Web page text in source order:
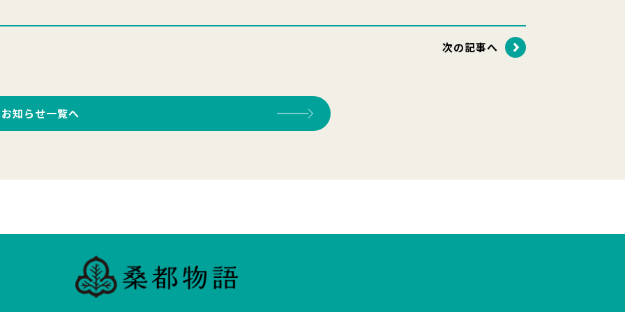
次の記事へ
お知らせ一覧へ